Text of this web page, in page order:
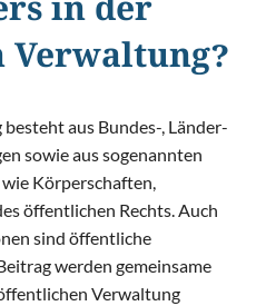
in der
aus Bundes-, Länder-
sowie aus sogenannten
Körperschaften,
öffentlichen Rechts. Auch
sind öffentliche
werden gemeinsame
Verwaltung